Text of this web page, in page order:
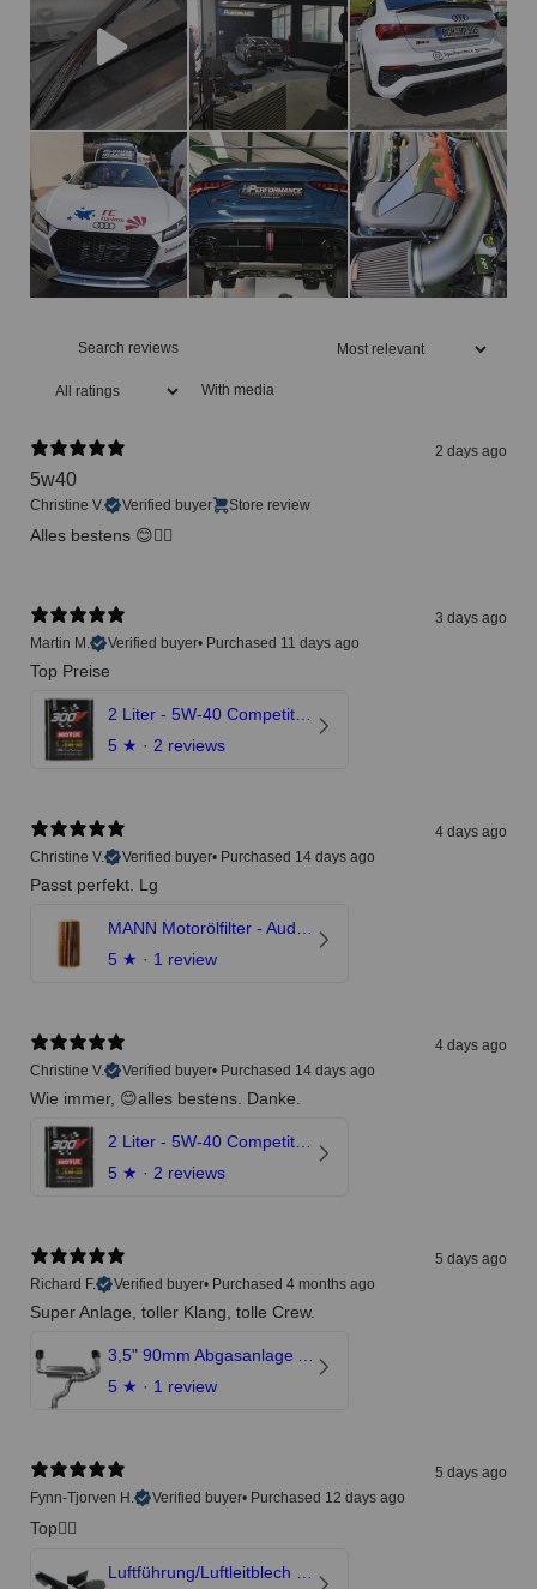
With media
2 days ago
5w40
Christine V. Verified buyer Store review
Alles bestens 😊👍🏻
3 days ago
Martin M.
Verified buyer• Purchased 11 days ago
Top Preise
5 ★ · 2 reviews
4 days ago
Christine V.
Verified buyer• Purchased 14 days ago
Passt perfekt. Lg
5 ★ · 1 review
4 days ago
Christine V.
Verified buyer• Purchased 14 days ago
Wie immer, 😊alles bestens. Danke.
5 ★ · 2 reviews
5 days ago
Richard F.
Verified buyer• Purchased 4 months ago
Super Anlage, toller Klang, tolle Crew.
5 ★ · 1 review
5 days ago
Fynn-Tjorven H.
Verified buyer• Purchased 12 days ago
Top👍🏼